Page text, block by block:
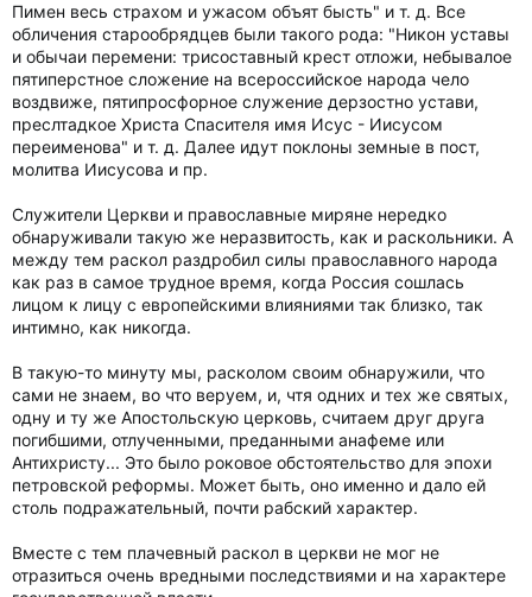
Пимен весь страхом и ужасом объят бысть" и т. д. Все
обличения старообрядцев были такого рода: "Никон уставы
и обычаи перемени: трисоставный крест отложи, небывалое
пятиперстное сложение на всероссийское народа чело
воздвиже, пятипросфорное служение дерзостно устави,
преслтадкое Христа Спасителя имя Исус - Иисусом
переименова" и т. д. Далее идут поклоны земные в пост,
молитва Иисусова и пр.
Служители Церкви и православные миряне нередко
обнаруживали такую же неразвитость, как и раскольники. А
между тем раскол раздробил силы православного народа
как раз в самое трудное время, когда Россия сошлась
лицом к лицу с европейскими влияниями так близко, так
интимно, как никогда.
В такую-то минуту мы, расколом своим обнаружили, что
сами не знаем, во что веруем, и, чтя одних и тех же святых,
одну и ту же Апостольскую церковь, считаем друг друга
погибшими, отлученными, преданными анафеме или
Антихристу... Это было роковое обстоятельство для эпохи
петровской реформы. Может быть, оно именно и дало ей
столь подражательный, почти рабский характер.
Вместе с тем плачевный раскол в церкви не мог не
отразиться очень вредными последствиями и на характере